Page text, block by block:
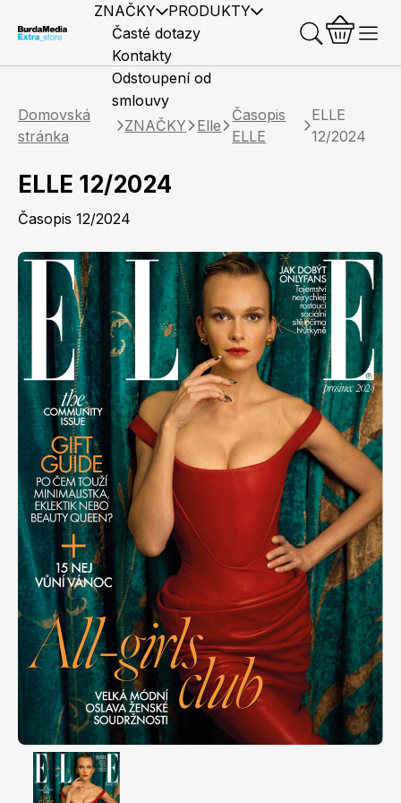
ZNAČKY PRODUKTY
Marianne
Apetit
Svět ženy
Elle Decoration
Marianne Bydlení
Marianne Venkov & styl
Knihy Merch
Časté dotazy
Kontakty
Odstoupení od
smlouvy
Domovská
stránka
ZNAČKY Elle
Časopis
ELLE
ELLE
12/2024
ELLE 12/2024
Časopis 12/2024